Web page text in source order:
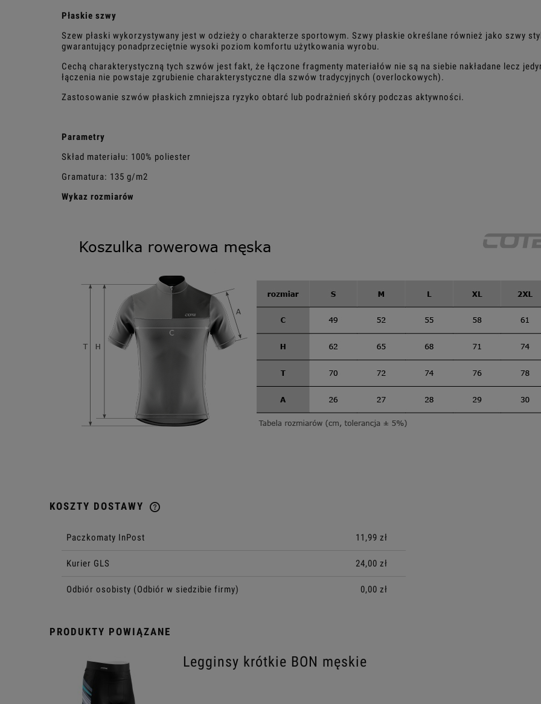
Płaskie szwy
Szew płaski wykorzystywany jest w odzieży o charakterze sportowym. Szwy płaskie określane również jako szwy
gwarantujący ponadprzeciętnie wysoki poziom komfortu użytkowania wyrobu.
Cechą charakterystyczną tych szwów jest fakt, że łączone fragmenty materiałów nie są na siebie nakładane lecz
łączenia nie powstaje zgrubienie charakterystyczne dla szwów tradycyjnych (overlockowych).
Zastosowanie szwów płaskich zmniejsza ryzyko obtarć lub podrażnień skóry podczas aktywności.
Parametry
Skład materiału: 100% poliester
Gramatura: 135 g/m2
Wykaz rozmiarów
KOSZTY DOSTAWY
Paczkomaty InPost 11,99 zł
Kurier GLS 24,00 zł
Odbiór osobisty (Odbiór w siedzibie firmy) 0,00 zł
PRODUKTY POWIĄZANE
Legginsy krótkie BON męskie